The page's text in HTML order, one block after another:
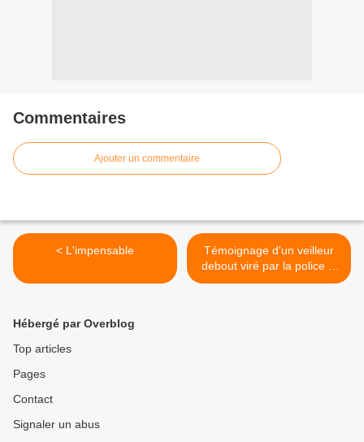
Commentaires
Ajouter un commentaire
< L'impensable
Témoignage d'un veilleur
debout viré par la police la
nuit dernière Place
Hébergé par Overblog
Top articles
Pages
Contact
Signaler un abus